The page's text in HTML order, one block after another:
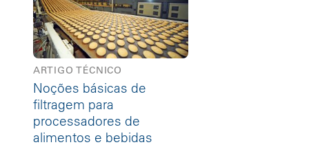
ARTIGO TÉCNICO
Noções básicas de
filtragem para
processadores de
alimentos e bebidas